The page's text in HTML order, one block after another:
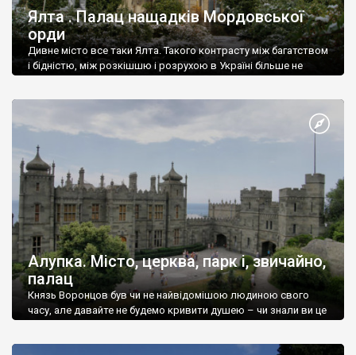
Ялта . Палац нащадків Мордовської
орди
Дивне місто все таки Ялта. Такого контрасту між багатством
і бідністю, між розкішшю і розрухою в Україні більше не
Алупка. Місто, церква, парк і, звичайно,
палац
Князь Воронцов був чи не найвідомішою людиною свого
часу, але давайте не будемо кривити душею – чи знали ви це